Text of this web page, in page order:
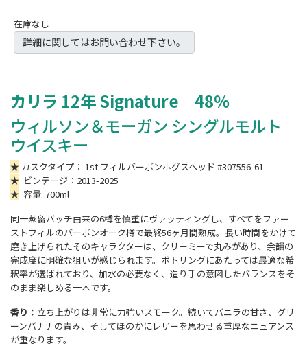
在庫なし
詳細に関してはお問い合わせ下さい。
カリラ 12年 Signature 48％
ウィルソン＆モーガン シングルモルト
ウイスキー
★ カスクタイプ： 1st フィルバーボンホグスヘッド #307556-61
★ ビンテージ：2013-2025
★ 容量: 700ml
同一蒸留バッチ由来の6樽を慎重にヴァッティングし、すべてをファー
ストフィルのバーボンオーク樽で最終56ヶ月間熟成。長い時間をかけて
磨き上げられたそのキャラクターは、クリーミーで丸みがあり、余韻の
完成度に明確な狙いが感じられます。ボトリングにあたっては最適な希
釈率が選ばれており、加水の必要なく、造り手の意図したバランスをそ
のまま楽しめる一本です。
香り： 立ち上がりは非常に力強いスモーク。続いてバニラの甘さ、グリ
ーンバナナの青み、そしてほのかにレザーを思わせる重厚なニュアンス
が重なります。